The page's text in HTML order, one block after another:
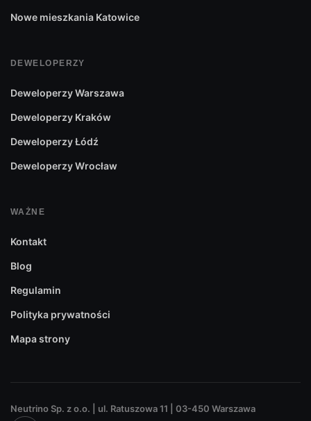
Nowe mieszkania Katowice
DEWELOPERZY
Deweloperzy Warszawa
Deweloperzy Kraków
Deweloperzy Łódź
Deweloperzy Wrocław
WAŻNE
Kontakt
Blog
Regulamin
Polityka prywatności
Mapa strony
Neutrino Sp. z o.o. | ul. Ratuszowa 11 | 03-450 Warszawa